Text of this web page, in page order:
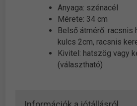
Anyaga: szénacél
Mérete: 34 cm
Belső átmérő: racsnis
kulcs 2cm, racsnis
Kivitel: hatszög vagy
(választható)